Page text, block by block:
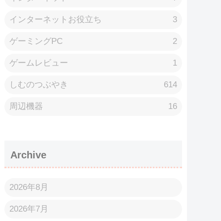
インターネットお役立ち 3
ゲーミングPC 2
ゲームレビュー 1
しむのつぶやき 614
周辺機器 16
Archive
2026年8月
2026年7月